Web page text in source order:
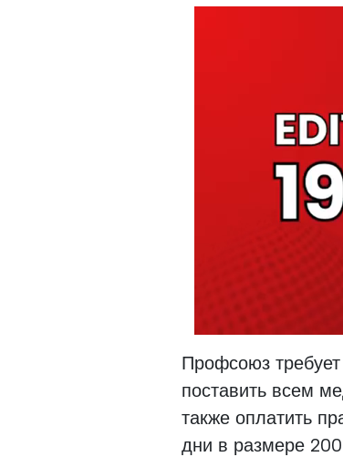
Профсоюз
поставить всем
также оплатить
дни в размере